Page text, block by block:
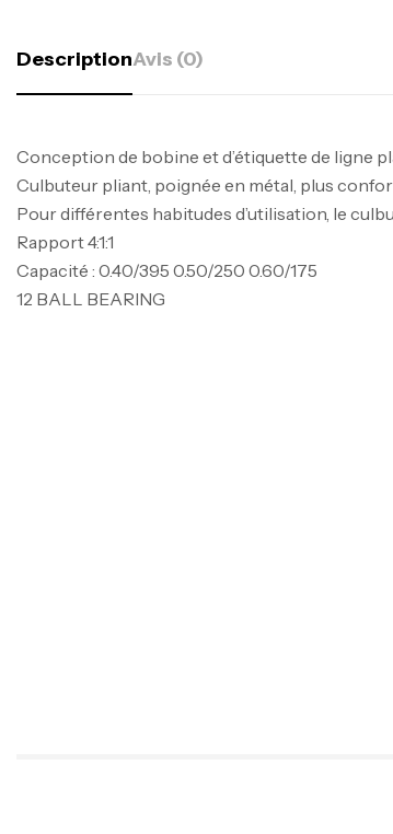
DescriptionAvis (0)
Conception de bobine et d’étiquette de ligne
Culbuteur pliant, poignée en métal, plus
Pour différentes habitudes d’utilisation, le
Rapport 4:1:1
Capacité : 0.40/395 0.50/250 0.60/175
12 BALL BEARING